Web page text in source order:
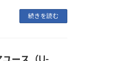
続きを読む